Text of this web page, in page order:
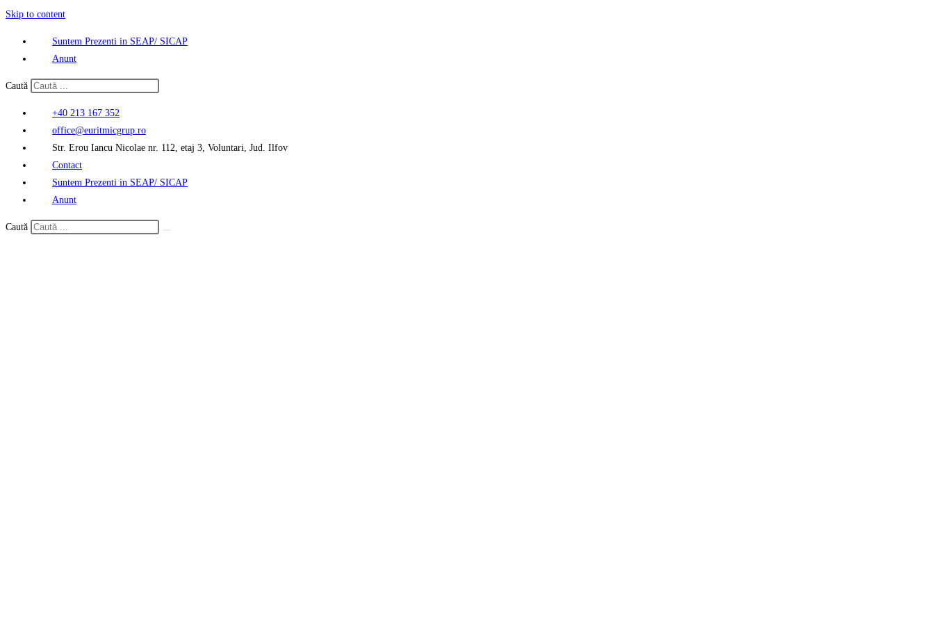
Skip to content
Suntem Prezenti in SEAP/ SICAP
Anunt
Caută
+40 213 167 352
office@euritmicgrup.ro
Str. Erou Iancu Nicolae nr. 112, etaj 3, Voluntari, Jud. Ilfov
Contact
Suntem Prezenti in SEAP/ SICAP
Anunt
Caută